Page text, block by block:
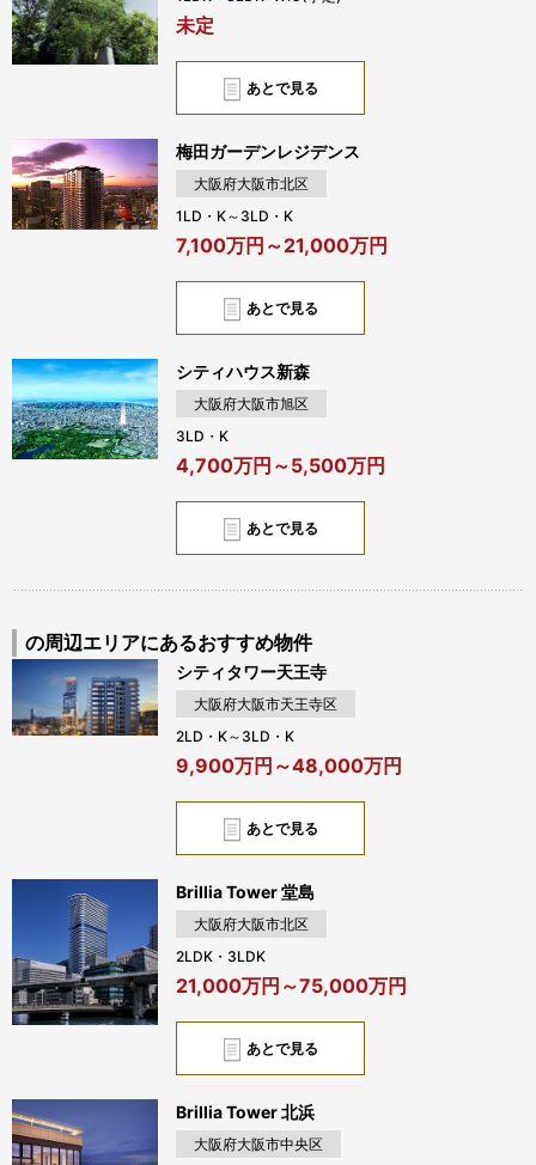
あとで見る
未定
あとで見る
梅田ガーデンレジデンス
大阪府大阪市北区
1LD・K～3LD・K
7,100万円～21,000万円
あとで見る
シティハウス新森
大阪府大阪市旭区
3LD・K
4,700万円～5,500万円
の周辺エリアにあるおすすめ物件
あとで見る
シティタワー天王寺
大阪府大阪市天王寺区
2LD・K～3LD・K
9,900万円～48,000万円
あとで見る
Brillia Tower 堂島
大阪府大阪市北区
2LDK・3LDK
21,000万円～75,000万円
Brillia Tower 北浜
大阪府大阪市中央区